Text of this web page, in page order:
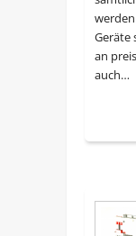
Geräte
an
auch…